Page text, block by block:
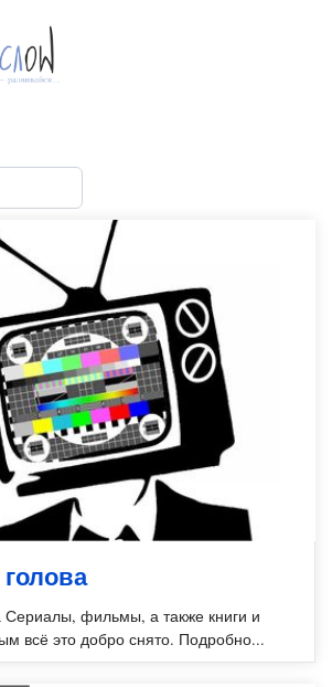
Сериалы, фильмы, а также книги и
всё это добро снято. Подробно...